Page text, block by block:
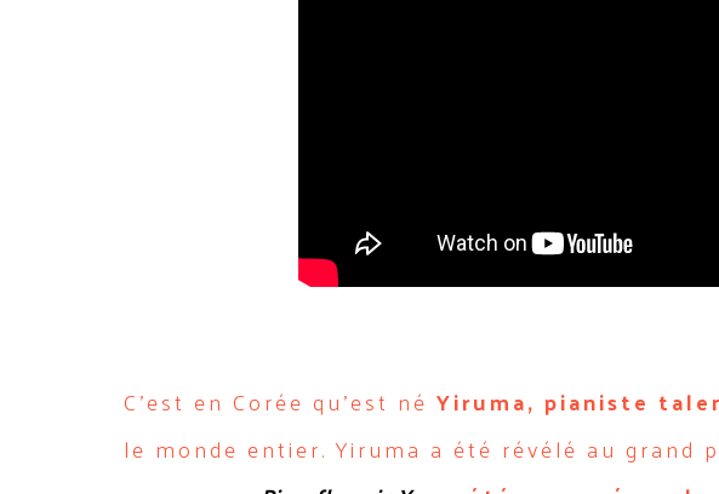
C’est en Corée qu’est né Yiruma, pianiste
le monde entier. Yiruma a été révélé au grand